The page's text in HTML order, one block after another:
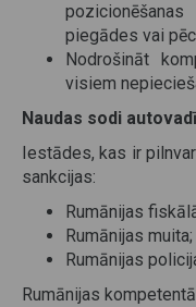
piegādes vai
Nodrošināt
visiem
Naudas sodi
Iestādes, kas ir
sankcijas:
Rumānijas
Rumānijas muita;
Rumānijas
Rumānijas